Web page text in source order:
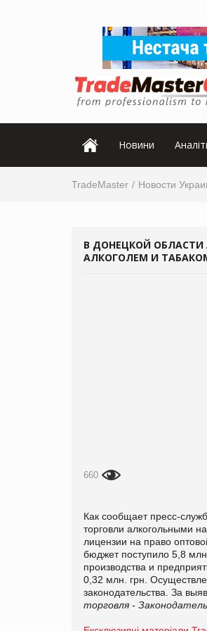
Новини
TradeMaster Новости
В ДОНЕЦКОЙ ОБЛАСТИ
АЛКОГОЛЕМ И
660
Как сообщает пресс-
торговли алкогольными
лицензии на право
бюджет поступило 5,8
производства и
0,32 млн. грн.
законодательства. За
торговля -